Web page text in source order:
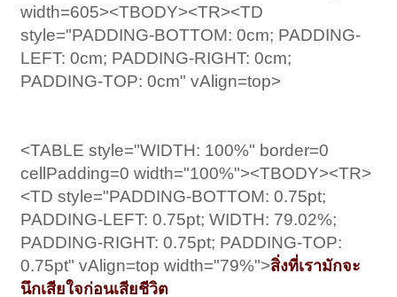
width=605><TBODY><TR><TD
style="PADDING-BOTTOM: 0cm; PADDING-
LEFT: 0cm; PADDING-RIGHT: 0cm;
PADDING-TOP: 0cm" vAlign=top>
<TABLE style="WIDTH: 100%" border=0
cellPadding=0 width="100%"><TBODY><TR>
<TD style="PADDING-BOTTOM: 0.75pt;
PADDING-LEFT: 0.75pt; WIDTH: 79.02%;
PADDING-RIGHT: 0.75pt; PADDING-TOP:
0.75pt" vAlign=top width="79%">สิ่งที่เรามักจะ
นึกเสียใจก่อนเสียชีวิต